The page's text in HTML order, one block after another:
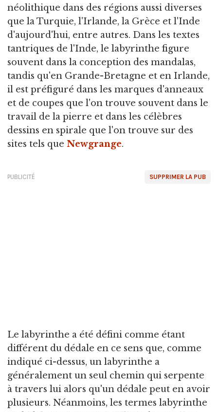
néolithique dans des régions aussi diverses
que la Turquie, l'Irlande, la Grèce et l'Inde
d'aujourd'hui, entre autres. Dans les textes
tantriques de l'Inde, le labyrinthe figure
souvent dans la conception des mandalas,
tandis qu'en Grande-Bretagne et en Irlande,
il est préfiguré dans les marques d'anneaux
et de coupes que l'on trouve souvent dans le
travail de la pierre et dans les célèbres
dessins en spirale que l'on trouve sur des
sites tels que Newgrange.
SUPPRIMER LA PUB
PUBLICITÉ
Le labyrinthe a été défini comme étant
différent du dédale en ce sens que, comme
indiqué ci-dessus, un labyrinthe a
généralement un seul chemin qui serpente
à travers lui alors qu'un dédale peut en avoir
plusieurs. Néanmoins, les termes labyrinthe